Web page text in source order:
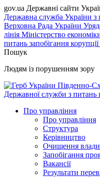
gov.ua Державні сайти
Державна служба України з
Верховна Рада України
лінія Міністерство
питань запобігання корупції
Пошук
Людям із порушенням зору
Південно-
Державної служби з питань
Про управління
Про управління
Структура
Керівництво
Очищення влади
Запобігання
Вакансії
Результати